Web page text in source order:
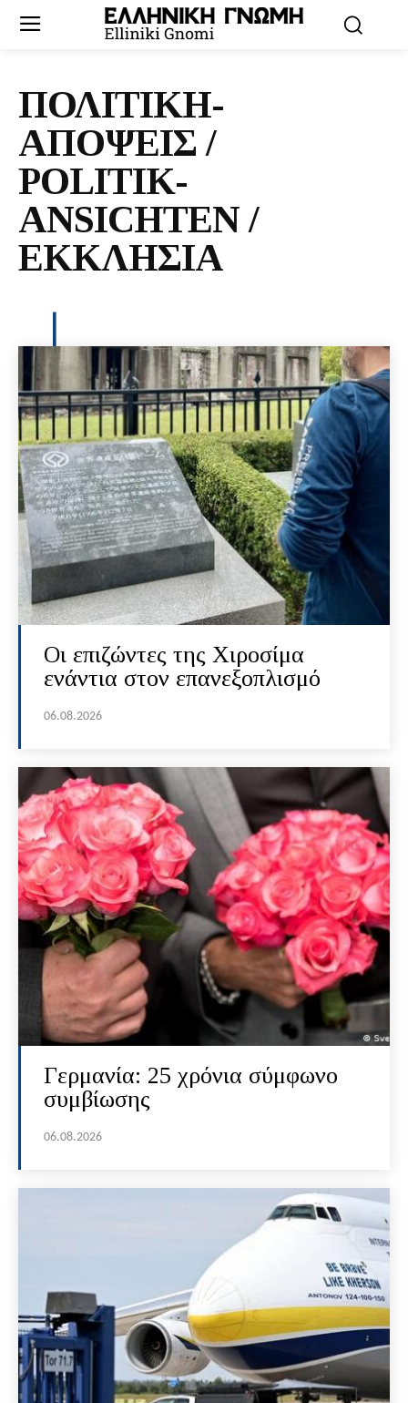
ΠΟΛΙΤΙΚΗ-
ΑΠΟΨΕΙΣ /
POLITIK-
ANSICHTEN /
ΕΚΚΛΗΣΙΑ
Οι επιζώντες της Χιροσίμα
ενάντια στον επανεξοπλισμό
06.08.2026
Γερμανία: 25 χρόνια σύμφωνο
συμβίωσης
06.08.2026